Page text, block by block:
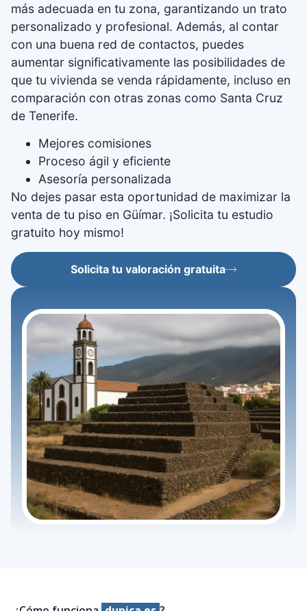
más adecuada en tu zona, garantizando un trato
personalizado y profesional. Además, al contar
con una buena red de contactos, puedes
aumentar significativamente las posibilidades de
que tu vivienda se venda rápidamente, incluso en
comparación con otras zonas como Santa Cruz
de Tenerife.
Mejores comisiones
Proceso ágil y eficiente
Asesoría personalizada
No dejes pasar esta oportunidad de maximizar la
venta de tu piso en Güímar. ¡Solicita tu estudio
gratuito hoy mismo!
Solicita tu valoración gratuita